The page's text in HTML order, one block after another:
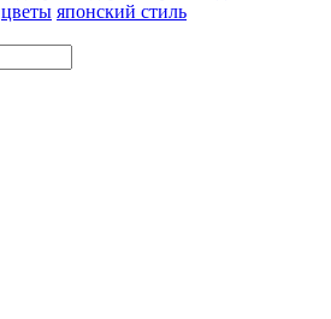
цветы японский стиль